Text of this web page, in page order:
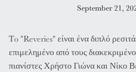
September 21,
Τo "Reveries" είναι ένα διπλό
επιμελημένο από τους
πιανίστες Χρήστο Γιώνα και Νίκο